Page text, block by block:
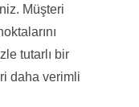
Müşteri
tutarlı bir
daha verimli